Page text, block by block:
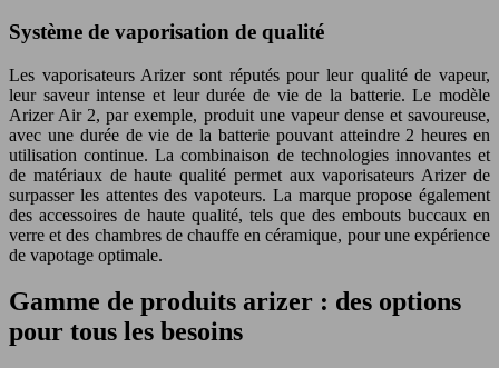
Système de vaporisation de qualité
Les vaporisateurs Arizer sont réputés pour leur qualité de vapeur,
leur saveur intense et leur durée de vie de la batterie. Le modèle
Arizer Air 2, par exemple, produit une vapeur dense et savoureuse,
avec une durée de vie de la batterie pouvant atteindre 2 heures en
utilisation continue. La combinaison de technologies innovantes et
de matériaux de haute qualité permet aux vaporisateurs Arizer de
surpasser les attentes des vapoteurs. La marque propose également
des accessoires de haute qualité, tels que des embouts buccaux en
verre et des chambres de chauffe en céramique, pour une expérience
de vapotage optimale.
Gamme de produits arizer : des options
pour tous les besoins